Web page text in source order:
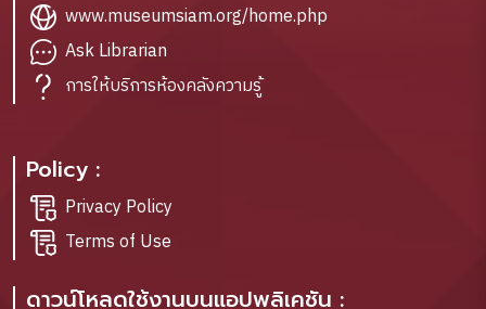
www.museumsiam.org/home.php
Ask Librarian
การให้บริการห้องคลังความรู้
Policy :
Privacy Policy
Terms of Use
ดาวน์โหลดใช้งานบนแอปพลิเคชัน :